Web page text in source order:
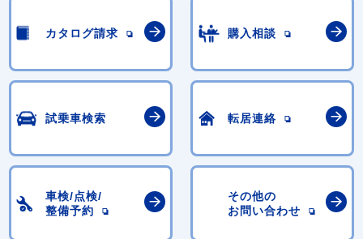
カタログ請求 購入相談
試乗車検索 転居連絡
車検/点検/
整備予約
その他の
お問い合わせ